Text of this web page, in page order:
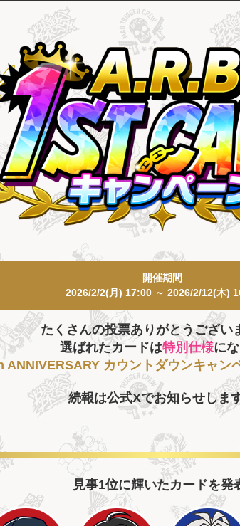
開催期間
2026/2/2(月) 17:00 ～ 2026/2/12(木)
たくさんの投票ありがとうござい
選ばれたカードは特別仕様に
ANNIVERSARY カウントダウンキャン
続報は公式Xでお知らせしま
見事1位に輝いたカードを発